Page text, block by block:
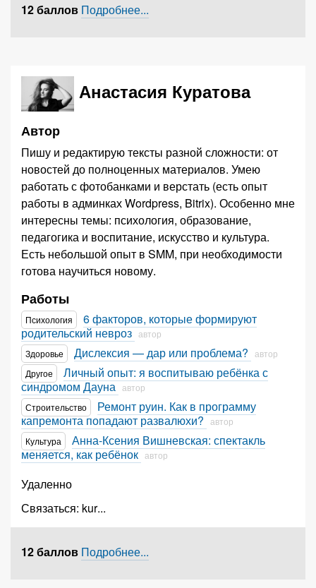
12 баллов Подробнее...
Анастасия Куратова
Автор
Пишу и редактирую тексты разной сложности: от
новостей до полноценных материалов. Умею
работать с фотобанками и верстать (есть опыт
работы в админках Wordpress, Bitrix). Особенно мне
интересны темы: психология, образование,
педагогика и воспитание, искусство и культура.
Есть небольшой опыт в SMM, при необходимости
готова научиться новому.
Работы
Психология
6 факторов, которые формируют
родительский невроз автор
Здоровье
Дислексия — дар или проблема? автор
Другое
Личный опыт: я воспитываю ребёнка с
синдромом Дауна автор
Строительство
Ремонт руин. Как в программу
капремонта попадают развалюхи? автор
Культура
Анна-Ксения Вишневская: спектакль
меняется, как ребёнок автор
Удаленно
Связаться: kur...
12 баллов Подробнее...